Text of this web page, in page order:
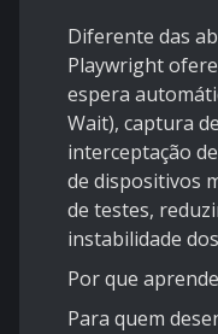
Diferente das
Playwright
espera
Wait), captura
interceptação
de dispositivos
de testes,
instabilidade
Por que
Para quem